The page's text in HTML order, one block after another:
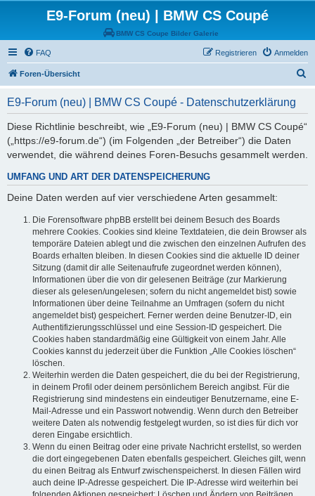
E9-Forum (neu) | BMW CS Coupé
BMW CS Coupe Bilder Galerie
FAQ Anmelden
Registrieren
Foren-Übersicht
E9-Forum (neu) | BMW CS Coupé - Datenschutzerklärung
Diese Richtlinie beschreibt, wie „E9-Forum (neu) | BMW CS Coupé“
(„https://e9-forum.de“) (im Folgenden „der Betreiber“) die Daten
verwendet, die während deines Foren-Besuchs gesammelt werden.
UMFANG UND ART DER DATENSPEICHERUNG
Deine Daten werden auf vier verschiedene Arten gesammelt:
Die Forensoftware phpBB erstellt bei deinem Besuch des Boards
mehrere Cookies. Cookies sind kleine Textdateien, die dein Browser als
temporäre Dateien ablegt und die zwischen den einzelnen Aufrufen des
Boards erhalten bleiben. In diesen Cookies sind die aktuelle ID deiner
Sitzung (damit dir alle Seitenaufrufe zugeordnet werden können),
Informationen über die von dir gelesenen Beiträge (zur Markierung
dieser als gelesen/ungelesen; sofern du nicht angemeldet bist) sowie
Informationen über deine Teilnahme an Umfragen (sofern du nicht
angemeldet bist) gespeichert. Ferner werden deine Benutzer-ID, ein
Authentifizierungsschlüssel und eine Session-ID gespeichert. Die
Cookies haben standardmäßig eine Gültigkeit von einem Jahr. Alle
Cookies kannst du jederzeit über die Funktion „Alle Cookies löschen“
löschen.
Weiterhin werden die Daten gespeichert, die du bei der Registrierung,
in deinem Profil oder deinem persönlichem Bereich angibst. Für die
Registrierung sind mindestens ein eindeutiger Benutzername, eine E-
Mail-Adresse und ein Passwort notwendig. Wenn durch den Betreiber
weitere Daten als notwendig festgelegt wurden, so ist dies für dich vor
deren Eingabe ersichtlich.
Wenn du einen Beitrag oder eine private Nachricht erstellst, so werden
die dort eingegebenen Daten ebenfalls gespeichert. Gleiches gilt, wenn
du einen Beitrag als Entwurf zwischenspeicherst. In diesen Fällen wird
auch deine IP-Adresse gespeichert. Die IP-Adresse wird weiterhin bei